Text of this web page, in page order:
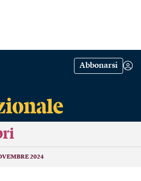
Abbonarsi
2024